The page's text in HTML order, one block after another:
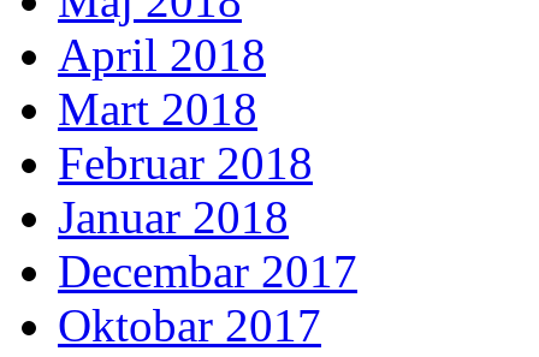
April 2018
Mart 2018
Februar 2018
Januar 2018
Decembar 2017
Oktobar 2017